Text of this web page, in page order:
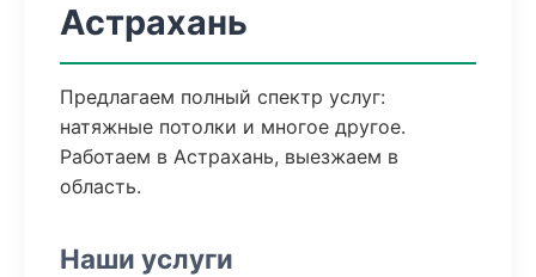
Астрахань
Предлагаем полный спектр услуг:
натяжные потолки и многое другое.
Работаем в Астрахань, выезжаем в
область.
Наши услуги